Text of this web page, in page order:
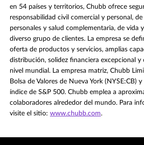
en 54 países y territorios, Chubb ofrece
responsabilidad civil comercial y personal,
personales y salud complementaria, de vida
diverso grupo de clientes. La empresa se
oferta de productos y servicios, amplias
distribución, solidez financiera excepcional y
nivel mundial. La empresa matriz, Chubb
Bolsa de Valores de Nueva York (NYSE:CB)
índice de S&P 500. Chubb emplea a
colaboradores alrededor del mundo. Para
visite el sitio: www.chubb.com.